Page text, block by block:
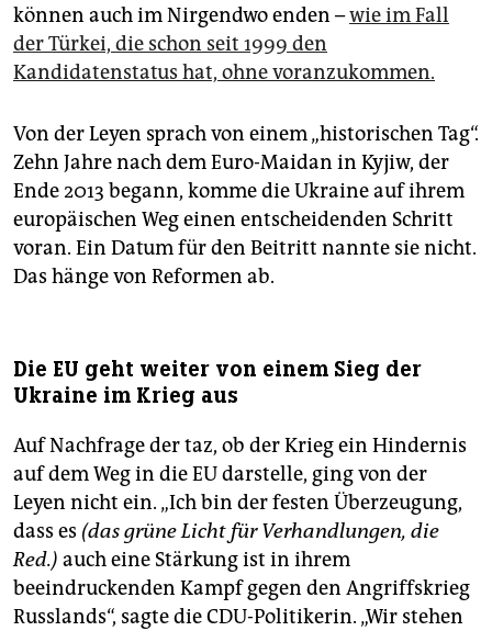
können auch im Nirgendwo enden –wie im Fall
der Türkei, die schon seit 1999 den
Kandidatenstatus hat, ohne voranzukommen.
Von der Leyen sprach von einem „historischen Tag“.
Zehn Jahre nach dem Euro-Maidan in Kyjiw, der
Ende 2013 begann, komme die Ukraine auf ihrem
europäischen Weg einen entscheidenden Schritt
voran. Ein Datum für den Beitritt nannte sie nicht.
Das hänge von Reformen ab.
Die EU geht weiter von einem Sieg der
Ukraine im Krieg aus
Auf Nachfrage der taz, ob der Krieg ein Hindernis
auf dem Weg in die EU darstelle, ging von der
Leyen nicht ein. „Ich bin der festen Überzeugung,
dass es (das grüne Licht für Verhandlungen, die
Red.) auch eine Stärkung ist in ihrem
beeindruckenden Kampf gegen den Angriffskrieg
Russlands“, sagte die CDU-Politikerin. „Wir stehen